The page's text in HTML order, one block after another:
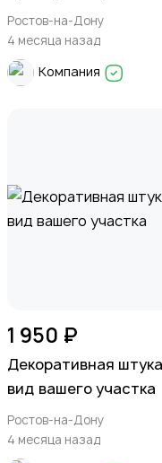
Ростов-на-Дону
4 месяца назад
Компания
1 950 ₽
Декоративная
вид вашего участка
Ростов-на-Дону
4 месяца назад